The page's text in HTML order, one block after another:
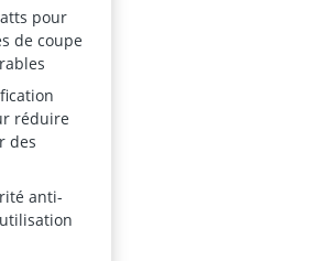
pour
de coupe
réduire
des
anti-